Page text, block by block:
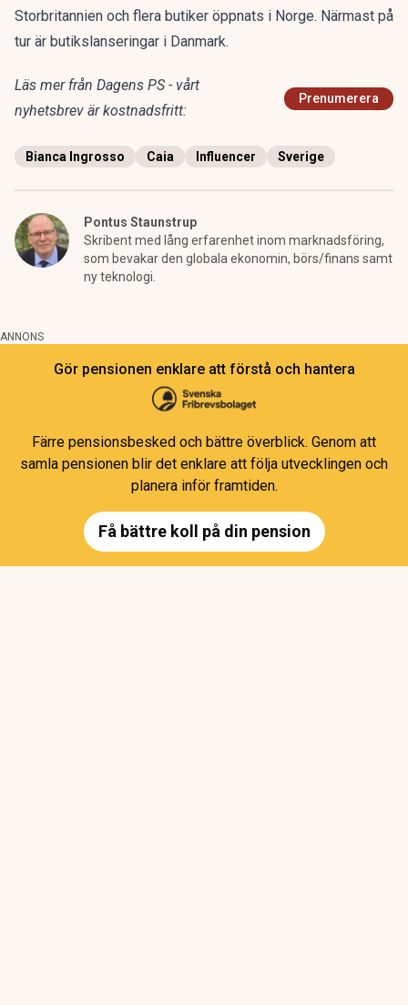
Storbritannien och flera butiker öppnats i Norge. Närmast på
tur är butikslanseringar i Danmark.
Läs mer från Dagens PS - vårt
nyhetsbrev är kostnadsfritt:
Prenumerera
Bianca Ingrosso Caia Influencer Sverige
Pontus Staunstrup
Skribent med lång erfarenhet inom marknadsföring,
som bevakar den globala ekonomin, börs/finans samt
ny teknologi.
ANNONS
Gör pensionen enklare att förstå och hantera
Färre pensionsbesked och bättre överblick. Genom att
samla pensionen blir det enklare att följa utvecklingen och
planera inför framtiden.
Få bättre koll på din pension